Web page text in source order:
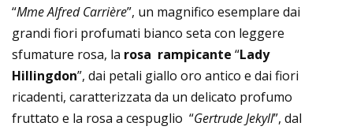
“Mme Alfred Carrière”, un magnifico esemplare dai
grandi fiori profumati bianco seta con leggere
sfumature rosa, la rosa rampicante “Lady
Hillingdon”, dai petali giallo oro antico e dai fiori
ricadenti, caratterizzata da un delicato profumo
fruttato e la rosa a cespuglio “Gertrude Jekyll”, dal